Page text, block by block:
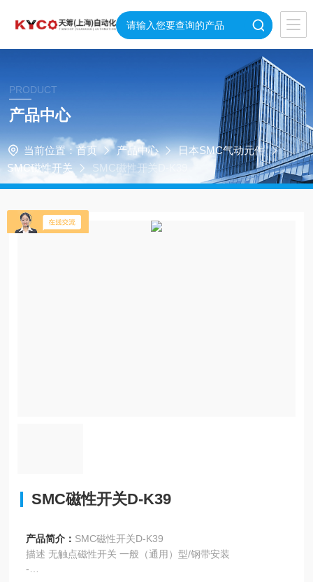
PRODUCT
产品中心
当前位置： 首页 产品中心
日本SMC气动元件
SMC磁性开关
SMC磁性开关D-K39
SMC磁性开关D-K39
产品简介： SMC磁性开关D-K39
描述 无触点磁性开关 一般（通用）型/钢带安装
-